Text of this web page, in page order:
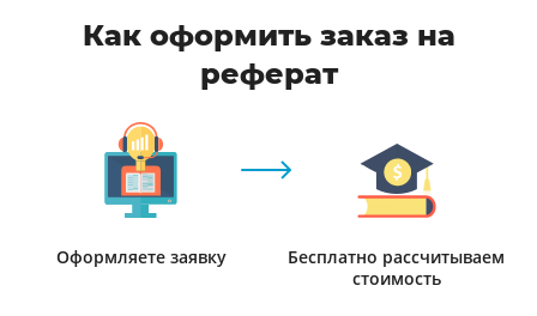
Как оформить заказ на
реферат
Оформляете заявку
Бесплатно рассчитываем
стоимость